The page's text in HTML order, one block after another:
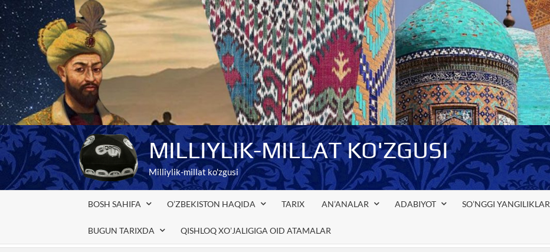
Skip
to
content
MILLIYLIK-MILLAT KO'ZGUSI
Milliylik-millat ko'zgusi
BOSH SAHIFA O’ZBEKISTON HAQIDA TARIX AN’ANALAR ADABIYOT SO’NGGI YANGILIKLAR
BUGUN TARIXDA QISHLOQ XO’JALIGIGA OID ATAMALAR